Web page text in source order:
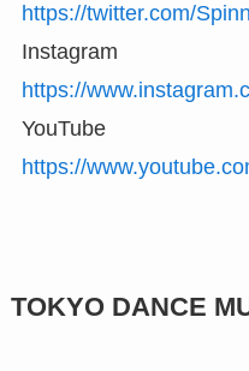
https://twitter.com/
Instagram
https://
YouTube
https://
TOKYO DANCE